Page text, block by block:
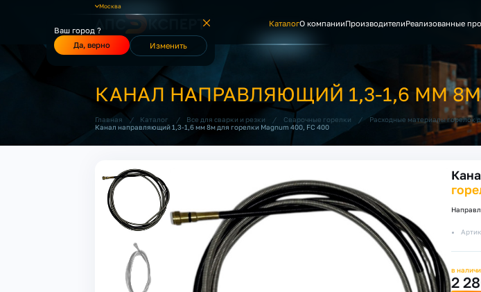
Москва
Ваш город ?
Да, верно
Изменить
КаталогО компанииПроизводителиРеализованные
КАНАЛ НАПРАВЛЯЮЩИЙ 1,3-1,6 ММ 8М
Главная / Каталог / Все для сварки и резки / Сварочные горелки / Расходные материалы горелок
Канал направляющий 1,3-1,6 мм 8м для горелки Magnum 400, FC 400
в
2